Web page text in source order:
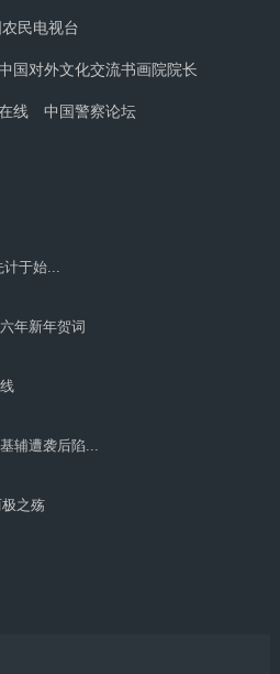
民电视台
国对外文化交流书画院院长
线 中国警察论坛
计于始...
年新年贺词
辅遭袭后陷...
之殇